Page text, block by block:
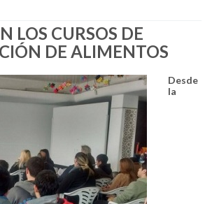
LOS CURSOS DE
DE ALIMENTOS
Desde
la